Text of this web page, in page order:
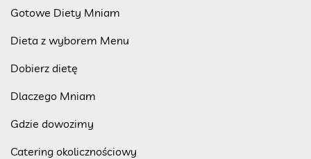
Gotowe Diety Mniam
Dieta z wyborem Menu
Dobierz dietę
Dlaczego Mniam
Gdzie dowozimy
Catering okolicznościowy